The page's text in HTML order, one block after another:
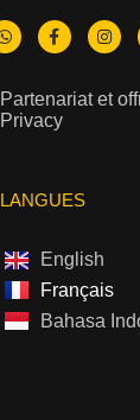
Partenariat et
Privacy
LANGUES
English
Français
Bahasa